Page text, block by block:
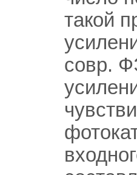
такой
совр.